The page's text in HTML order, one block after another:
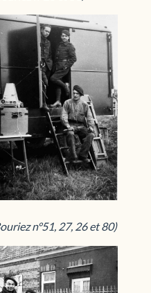
n°51, 27, 26 et 80)